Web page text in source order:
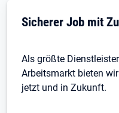
Sicherer Job mit
Als größte
Arbeitsmarkt bieten
jetzt und in Zukunft.